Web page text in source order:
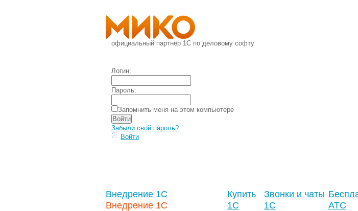
официальный партнёр 1С по деловому софту
Логин:
Пароль:
Запомнить меня на этом компьютере
Забыли свой пароль?
Войти
Внедрение 1С
Внедрение 1С
Купить
1С
Звонки и чаты
1С
АТС